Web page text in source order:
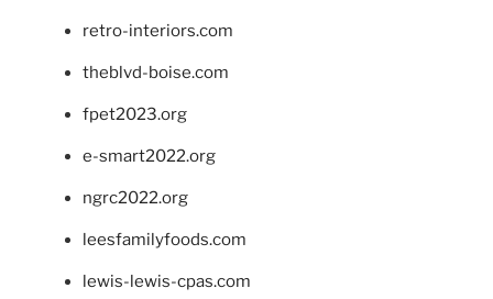
retro-interiors.com
theblvd-boise.com
fpet2023.org
e-smart2022.org
ngrc2022.org
leesfamilyfoods.com
lewis-lewis-cpas.com